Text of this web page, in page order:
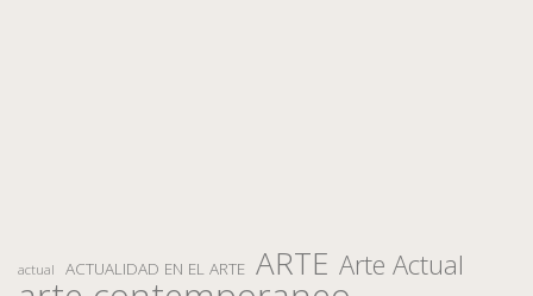
actual ACTUALIDAD EN EL ARTE ARTE Arte Actual